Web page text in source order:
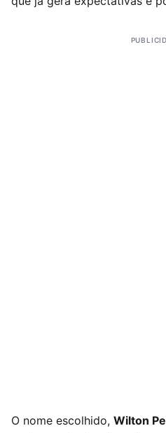
O nome escolhido, Wilton